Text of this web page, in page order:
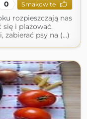
0 Smakowite
rozpieszczają nas
się i plażować.
psy na (...)